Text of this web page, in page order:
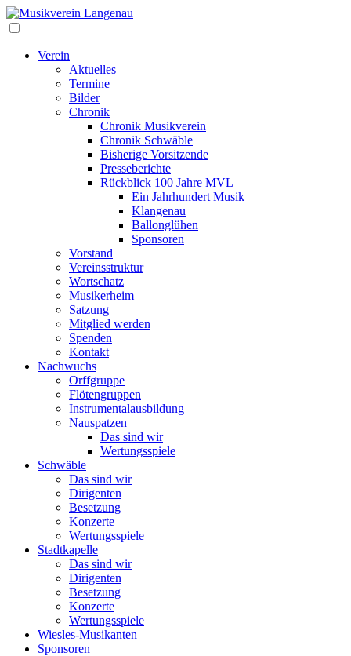
Verein
Aktuelles
Termine
Bilder
Chronik
Chronik Musikverein
Chronik Schwäble
Bisherige Vorsitzende
Presseberichte
Rückblick 100 Jahre MVL
Ein Jahrhundert Musik
Klangenau
Ballonglühen
Sponsoren
Vorstand
Vereinsstruktur
Wortschatz
Musikerheim
Satzung
Mitglied werden
Spenden
Kontakt
Nachwuchs
Orffgruppe
Flötengruppen
Instrumentalausbildung
Nauspatzen
Das sind wir
Wertungsspiele
Schwäble
Das sind wir
Dirigenten
Besetzung
Konzerte
Wertungsspiele
Stadtkapelle
Das sind wir
Dirigenten
Besetzung
Konzerte
Wertungsspiele
Wiesles-Musikanten
Sponsoren